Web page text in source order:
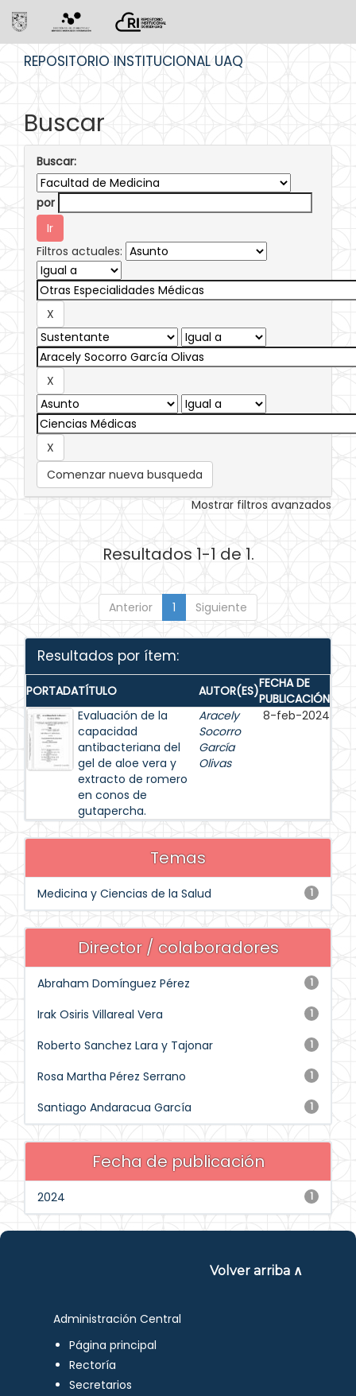
REPOSITORIO INSTITUCIONAL UAQ
Buscar
Buscar:
por
Filtros actuales:
Comenzar nueva busqueda
Mostrar filtros avanzados
Resultados 1-1 de 1.
Anterior 1 Siguiente
Resultados por ítem:
PORTADATÍTULO AUTOR(ES)FECHA DE
PUBLICACIÓN
Evaluación de la
capacidad
antibacteriana del
gel de aloe vera y
extracto de romero
en conos de
gutapercha.
Aracely
Socorro
García
Olivas
8-feb-2024
Temas
1
Medicina y Ciencias de la Salud
Director / colaboradores
1
Abraham Domínguez Pérez
1
Irak Osiris Villareal Vera
1
Roberto Sanchez Lara y Tajonar
1
Rosa Martha Pérez Serrano
1
Santiago Andaracua García
Fecha de publicación
1
2024
Volver arriba ∧
Administración Central
Página principal
Rectoría
Secretarios